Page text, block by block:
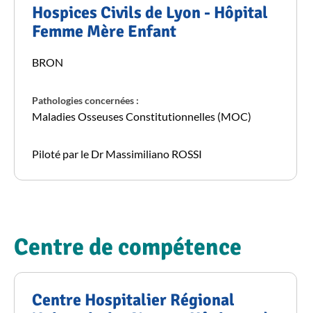
Hospices Civils de Lyon - Hôpital
Femme Mère Enfant
BRON
Pathologies concernées :
Maladies Osseuses Constitutionnelles (MOC)
Piloté par le Dr Massimiliano ROSSI
Centre de compétence
Centre Hospitalier Régional